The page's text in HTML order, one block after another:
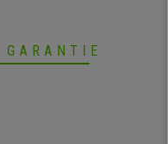
GARANTIE